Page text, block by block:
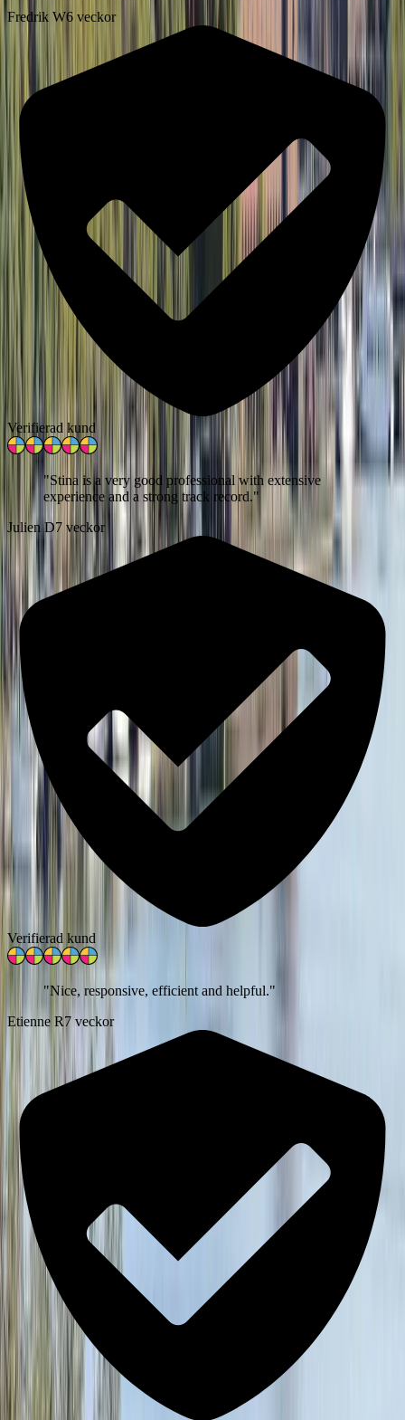
Fredrik W6 veckor
Verifierad kund
"Stina is a very good professional with extensive
experience and a strong track record."
Julien D7 veckor
Verifierad kund
"Nice, responsive, efficient and helpful."
Etienne R7 veckor